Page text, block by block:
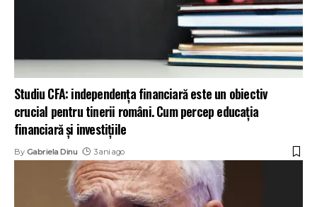
Studiu CFA: independența financiară este un obiectiv
crucial pentru tinerii români. Cum percep educația
financiară și investițiile
By Gabriela Dinu 3 ani ago